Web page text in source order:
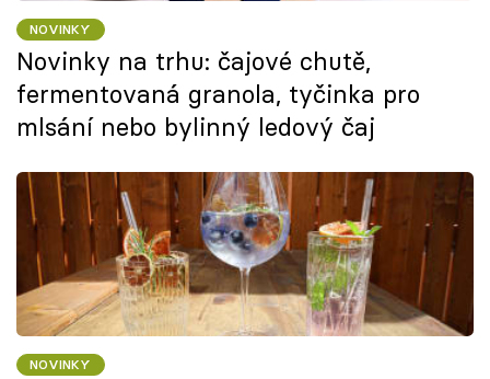
NOVINKY
Novinky na trhu: čajové chutě,
fermentovaná granola, tyčinka pro
mlsání nebo bylinný ledový čaj
NOVINKY